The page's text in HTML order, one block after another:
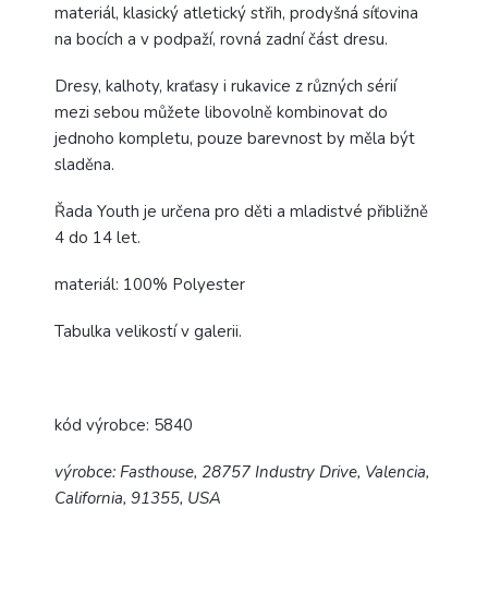
materiál, klasický atletický střih, prodyšná síťovina
na bocích a v podpaží, rovná zadní část dresu.
Dresy, kalhoty, kraťasy i rukavice z různých sérií
mezi sebou můžete libovolně kombinovat do
jednoho kompletu, pouze barevnost by měla být
sladěna.
Řada Youth je určena pro děti a mladistvé přibližně
4 do 14 let.
materiál: 100% Polyester
Tabulka velikostí v galerii.
kód výrobce: 5840
výrobce: Fasthouse, 28757 Industry Drive, Valencia,
California, 91355, USA